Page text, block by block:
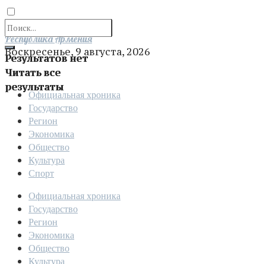
Результатов нет
Читать все
результаты
Отправить
Республика Армения
Воскресенье, 9 августа, 2026
Официальная хроника
Государство
Регион
Экономика
Общество
Культура
Спорт
Официальная хроника
Государство
Регион
Экономика
Общество
Культура